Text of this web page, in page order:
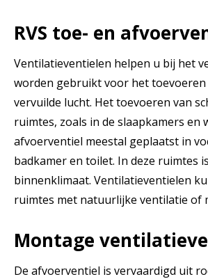
RVS toe- en
Ventilatieventielen helpen u bij het
worden gebruikt voor het
vervuilde lucht. Het toevoeren van
ruimtes, zoals in de slaapkamers
afvoerventiel meestal geplaatst in
badkamer en toilet. In deze ruimtes
binnenklimaat. Ventilatieventielen
ruimtes met natuurlijke ventilatie of
Montage
De afvoerventiel is vervaardigd uit